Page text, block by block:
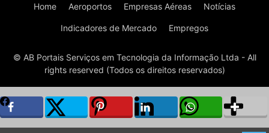
Home Aeroportos Empresas Aéreas Notícias
Indicadores de Mercado Empregos
© AB Portais Serviços em Tecnologia da Informação Ltda - All
rights reserved (Todos os direitos reservados)